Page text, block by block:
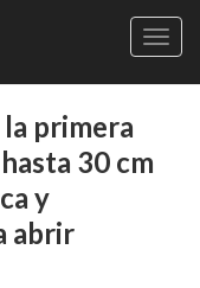
primera
30 cm
y
abrir